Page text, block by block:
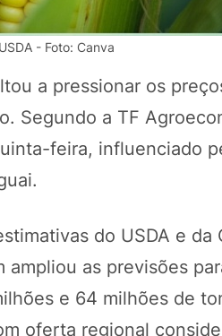
- Foto: Canva
a pressionar os
Segundo a TF
feira, influenciado
do USDA e da
as previsões
e 64 milhões de
oferta regional